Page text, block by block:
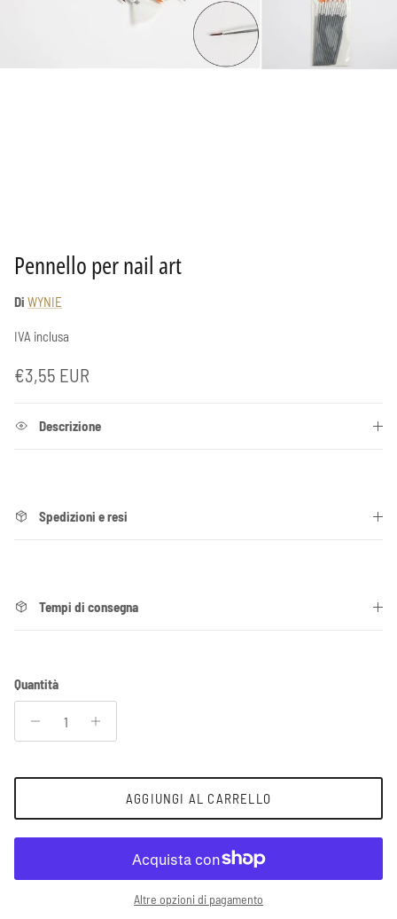
Pennello per nail art
Di WYNIE
IVA inclusa
Prezzo normale
€3,55 EUR
Descrizione
Spedizioni e resi
Tempi di consegna
Quantità
AGGIUNGI AL CARRELLO
Altre opzioni di pagamento